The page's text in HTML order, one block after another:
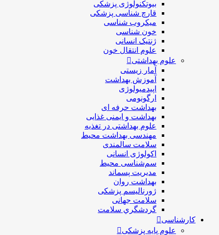
بیوتکنولوژی پزشکی
قارچ شناسی پزشکی
ميكروب شناسی
خون شناسی
ژنتیک انسانی
علوم انتقال خون
علوم بهداشتی
آمار زیستی
آموزش بهداشت
اپیدمیولوژی
ارگونومی
بهداشت حرفه ای
بهداشت و ایمنی غذایی
علوم بهداشتی در تغذیه
مهندسی بهداشت محيط
سلامت سالمندی
اکولوژی انسانی
سم‌شناسی محیط
مدیریت پسماند
بهداشت روان
ژورنالیسم پزشکی
سلامت جهانی
گردشگري سلامت
کارشناسی
علوم پایه پزشکی